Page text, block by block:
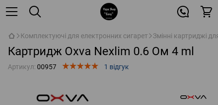
Комплектуючі для електронних сигарет Змінні картриджі
Картридж Oxva Nexlim 0.6 Ом 4 ml
Артикул: 00957 1 відгук